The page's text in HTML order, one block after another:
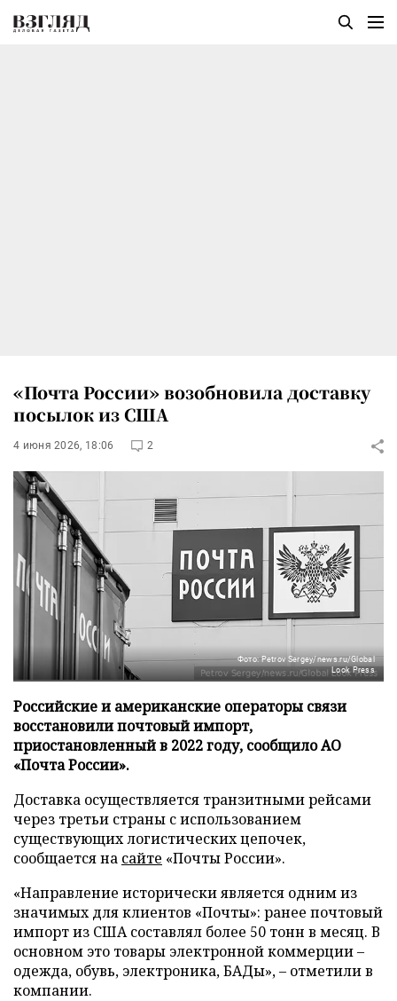
«Почта России» возобновила доставку
посылок из США
4 июня 2026, 18:06 2
Фото: Petrov Sergey/news.ru/Global
Look Press
Российские и американские операторы связи
восстановили почтовый импорт,
приостановленный в 2022 году, сообщило АО
«Почта России».
Доставка осуществляется транзитными рейсами
через третьи страны с использованием
существующих логистических цепочек,
сообщается на сайте «Почты России».
«Направление исторически является одним из
значимых для клиентов «Почты»: ранее почтовый
импорт из США составлял более 50 тонн в месяц. В
основном это товары электронной коммерции –
одежда, обувь, электроника, БАДы», – отметили в
компании.